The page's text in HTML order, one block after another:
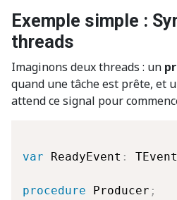
Exemple simple :
threads
Imaginons deux threads : un
quand une tâche est prête, et
attend ce signal pour
var ReadyEvent : TEvent
procedure Producer ;